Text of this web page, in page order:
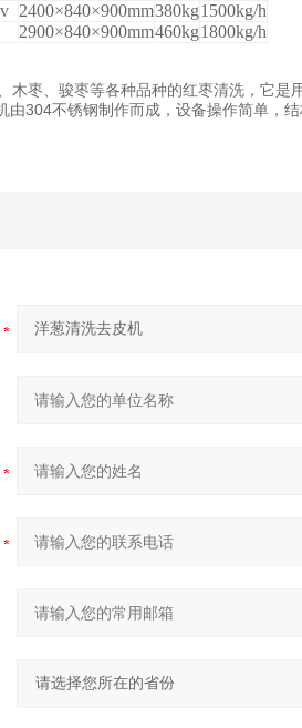
2400×840×900mm380kg1500kg/h
2900×840×900mm460kg1800kg/h
枣、骏枣等各种品种的红枣清洗，它是
由304不锈钢制作而成，设备操作简单，结